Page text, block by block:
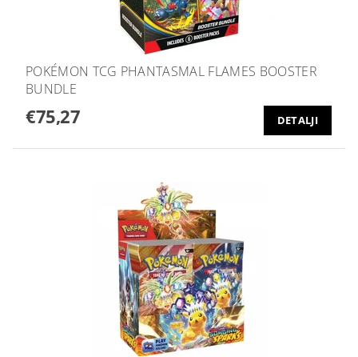
POKÉMON TCG PHANTASMAL FLAMES BOOSTER
BUNDLE
€75,27 DETALJI